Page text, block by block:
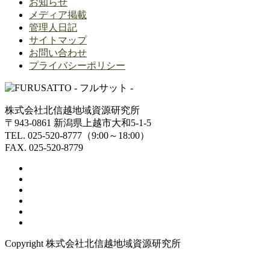
メディア掲載
管理人日記
サイトマップ
お問い合わせ
プライバシーポリシー
株式会社北信越地域資源研究所
〒943-0861 新潟県上越市大和5-1-5
TEL. 025-520-8777（9:00～18:00）
FAX. 025-520-8779
Copyright 株式会社北信越地域資源研究所